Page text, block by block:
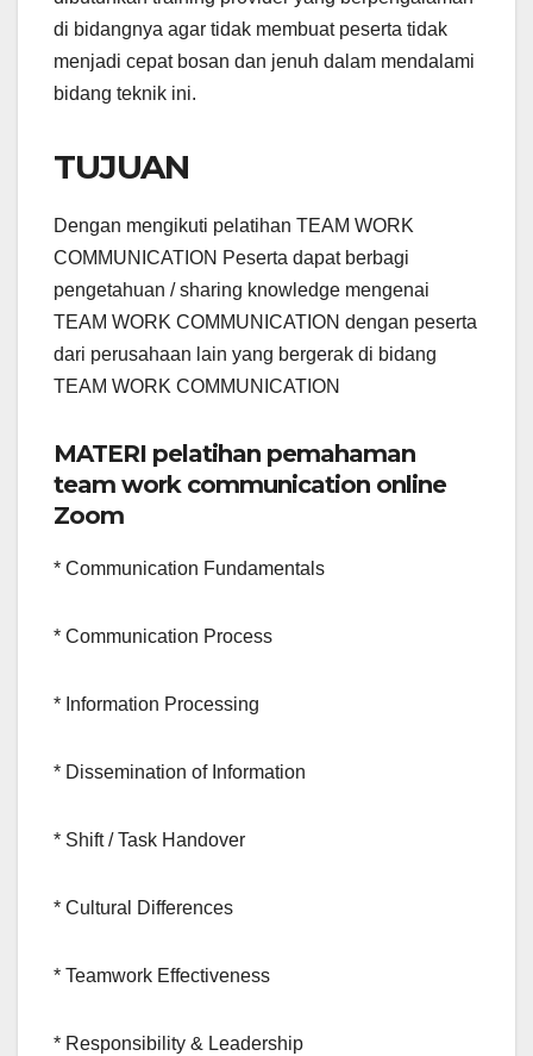
di bidangnya agar tidak membuat peserta tidak
menjadi cepat bosan dan jenuh dalam mendalami
bidang teknik ini.
TUJUAN
Dengan mengikuti pelatihan TEAM WORK
COMMUNICATION Peserta dapat berbagi
pengetahuan / sharing knowledge mengenai
TEAM WORK COMMUNICATION dengan peserta
dari perusahaan lain yang bergerak di bidang
TEAM WORK COMMUNICATION
MATERI pelatihan pemahaman
team work communication online
Zoom
* Communication Fundamentals
* Communication Process
* Information Processing
* Dissemination of Information
* Shift / Task Handover
* Cultural Differences
* Teamwork Effectiveness
* Responsibility & Leadership